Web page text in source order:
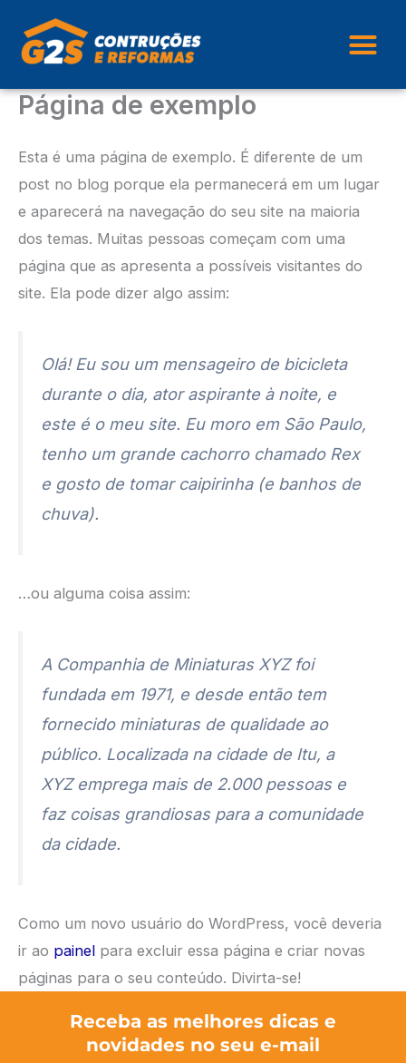
para
conteúdo
Página de exemplo
Esta é uma página de exemplo. É diferente de um
post no blog porque ela permanecerá em um lugar
e aparecerá na navegação do seu site na maioria
dos temas. Muitas pessoas começam com uma
página que as apresenta a possíveis visitantes do
site. Ela pode dizer algo assim:
Olá! Eu sou um mensageiro de bicicleta
durante o dia, ator aspirante à noite, e
este é o meu site. Eu moro em São Paulo,
tenho um grande cachorro chamado Rex
e gosto de tomar caipirinha (e banhos de
chuva).
…ou alguma coisa assim:
A Companhia de Miniaturas XYZ foi
fundada em 1971, e desde então tem
fornecido miniaturas de qualidade ao
público. Localizada na cidade de Itu, a
XYZ emprega mais de 2.000 pessoas e
faz coisas grandiosas para a comunidade
da cidade.
Como um novo usuário do WordPress, você deveria
ir ao painel para excluir essa página e criar novas
páginas para o seu conteúdo. Divirta-se!
Receba as melhores dicas e
novidades no seu e-mail